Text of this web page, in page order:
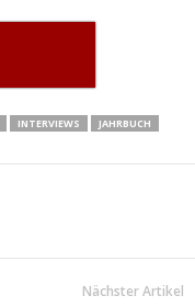
INTERVIEWS
JAHRBUCH
Nächster Artikel